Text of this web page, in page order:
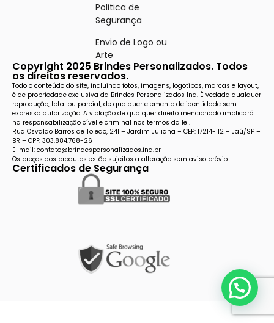
Politica de
Segurança
Envio de Logo ou
Arte
Copyright 2025 Brindes Personalizados. Todos
os direitos reservados.
Todo o conteúdo do site, incluindo fotos, imagens, logotipos, marcas e layout,
é de propriedade exclusiva da Brindes Personalizados Ind. É vedada qualquer
reprodução, total ou parcial, de qualquer elemento de identidade sem
expressa autorização. A violação de qualquer direito mencionado implicará
na responsabilização cível e criminal nos termos da lei.
Rua Osvaldo Barros de Toledo, 241 – Jardim Juliana – CEP: 17214-112 – Jaú/SP –
BR – CPF: 303.884.768-26
E-mail: contato@brindespersonalizados.ind.br
Os preços dos produtos estão sujeitos a alteração sem aviso prévio.
Certificados de Segurança